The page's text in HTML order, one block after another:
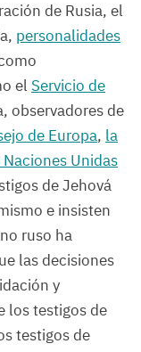
de Rusia, el
personalidades
el Servicio de
observadores de
de Europa, la
Unidas
de Jehová
e insisten
ruso ha
las decisiones
y
los testigos de
testigos de